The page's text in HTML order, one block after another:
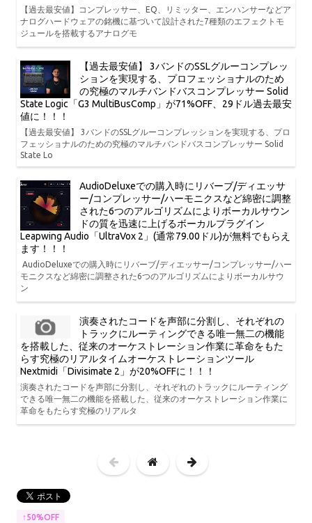
【過去最安値】コンプレッサー、EQ、リミッター、エンハンサーなどア
ナログハードウェアの銘機に基づいて設計された7種類のエフェクトモ
ジュールを搭載するアナログモ
【過去最安値】 3バンドのSSLグルーコンプレッ
ションを実現する、プロフェッショナルのため
の究極のマルチバンドバスコンプレッサー Solid
State Logic「G3 MultiBusComp」が71%OFF、29ドル過去最安
値に！！！
【過去最安値】 3バンドのSSLグルーコンプレッションを実現する、プロ
フェッショナルのための究極のマルチバンドバスコンプレッサー Solid
State Lo
AudioDeluxeでの購入時にリバーブ/ディエッサ
ー/コンプレッサー/ハーモニクスなど綿密に調整
された6つのアルゴリズムによりボーカルサウン
ドの質を迅速に上げるボーカルプラグイン
Leapwing Audio「UltraVox 2」(通常79.00ドル)が無料でもらえ
ます！！！
AudioDeluxeでの購入時にリバーブ/ディエッサー/コンプレッサー/ハー
モニクスなど綿密に調整された6つのアルゴリズムによりボーカルサウ
ン
演奏されたコードを声部に分割し、それぞれの
トラックにルーティングできる唯一無二の機能
を搭載した、従来のオーケストレーション作業に革命をもた
らす究極のリアルタイムオーケストレーションツール
Nextmidi「Divisimate 2」が20%OFFに！！！
演奏されたコードを声部に分割し、それぞれのトラックにルーティング
できる唯一無二の機能を搭載した、従来のオーケストレーション作業に
革命をもたらす究極のリアルタ
↑50%OFF